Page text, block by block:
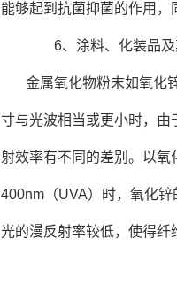
能够起到抗菌抑菌的作用，
6、涂料、化装品及
金属氧化物粉末如氧化
寸与光波相当或更小时，由
射效率有不同的差别。以
400nm（UVA）时，氧化
光的漫反射率较低，使得纤